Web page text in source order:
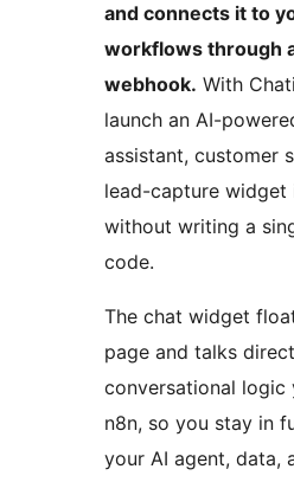
and connects it to your
workflows through
webhook. With
launch an AI-
assistant, customer
lead-capture widget
without writing a
code.
The chat widget
page and talks
conversational logic
n8n, so you stay in
your AI agent, data,